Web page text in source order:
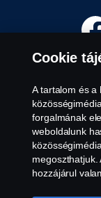
f
ö
n
y
í
l
i
k
m
e
g
.
Cookie
A tartalom és a
forgalmának
weboldalunk
megoszthatjuk.
hozzájárul